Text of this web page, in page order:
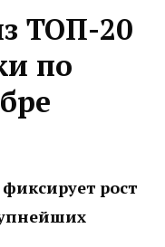
ТОП-20
по
рост